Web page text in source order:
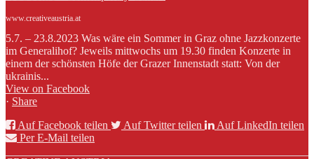
www.creativeaustria.at
5.7. – 23.8.2023 Was wäre ein Sommer in Graz ohne Jazzkonzerte
im Generalihof? Jeweils mittwochs um 19.30 finden Konzerte in
einem der schönsten Höfe der Grazer Innenstadt statt: Von der
ukrainis...
View on Facebook
· Share
Auf Facebook teilen
Auf Twitter teilen
Auf LinkedIn teilen
Per E-Mail teilen